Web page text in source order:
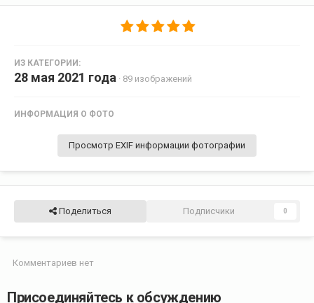
ИЗ КАТЕГОРИИ:
28 мая 2021 года · 89 изображений
ИНФОРМАЦИЯ О ФОТО
Просмотр EXIF информации фотографии
Поделиться Подписчики 0
Комментариев нет
Присоединяйтесь к обсуждению